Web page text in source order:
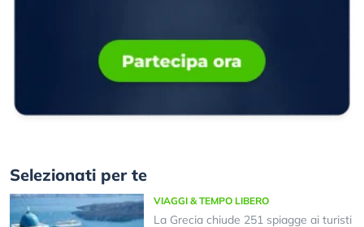
Selezionati per te
VIAGGI & TEMPO LIBERO
La Grecia chiude 251 spiagge ai turisti